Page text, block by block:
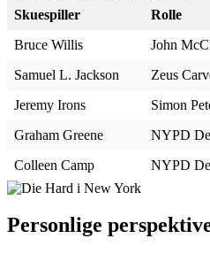
Skuespiller
Rolle
Bruce Willis
John
Samuel L. Jackson
Zeus
Jeremy Irons
Simon
Graham Greene
NYPD
Colleen Camp
NYPD
Personlige